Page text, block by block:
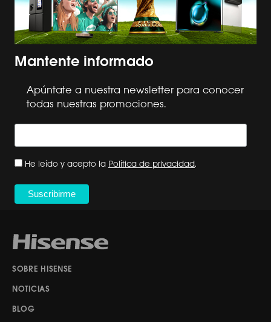
Mantente informado
Apúntate a nuestra newsletter para conocer
todas nuestras promociones.
He leído y acepto la Política de privacidad.
SOBRE HISENSE
NOTICIAS
BLOG